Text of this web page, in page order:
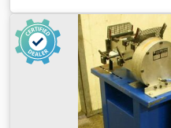
170 kg